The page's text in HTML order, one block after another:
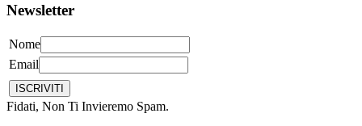
Newsletter
Nome
Email
Fidati, Non Ti Invieremo Spam.